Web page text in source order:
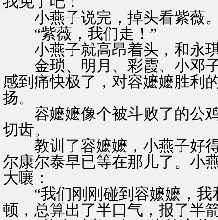
小燕子说完，掉头看紫薇
“紫薇，我们走！”
小燕子就高昂着头，和永
金琐、明月、彩霞、小邓子
感到痛快极了，对容嬷嬷胜利
扬。
容嬷嬷像个被斗败了的公鸡
切齿。
教训了容嬷嬷，小燕子好得
尔康尔泰早已等在那儿了。小
大嚷：
“我们刚刚碰到容嬷嬷，我
顿，总算出了半口气，报了半